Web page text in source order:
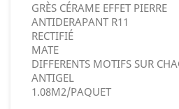
GRÈS CÉRAME EFFET PIERRE
ANTIDERAPANT R11
RECTIFIÉ
MATE
DIFFERENTS MOTIFS SUR
ANTIGEL
1.08M2/PAQUET